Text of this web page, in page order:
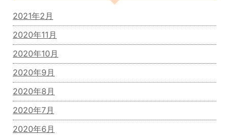
2021年2月
2020年11月
2020年10月
2020年9月
2020年8月
2020年7月
2020年6月